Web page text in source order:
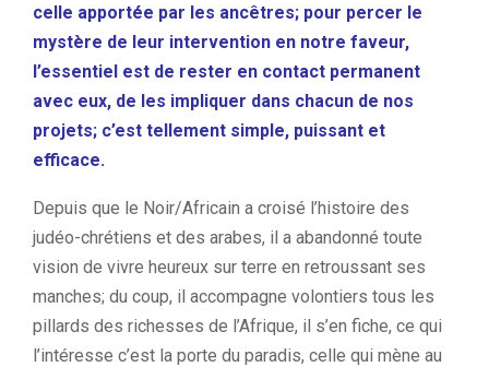
celle apportée par les ancêtres; pour percer le
mystère de leur intervention en notre faveur,
l’essentiel est de rester en contact permanent
avec eux, de les impliquer dans chacun de nos
projets; c’est tellement simple, puissant et
efficace.
Depuis que le Noir/Africain a croisé l’histoire des
judéo-chrétiens et des arabes, il a abandonné toute
vision de vivre heureux sur terre en retroussant ses
manches; du coup, il accompagne volontiers tous les
pillards des richesses de l’Afrique, il s’en fiche, ce qui
l’intéresse c’est la porte du paradis, celle qui mène au